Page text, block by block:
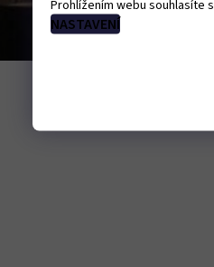
Prohlížením webu souhlasíte
NASTAVENÍ